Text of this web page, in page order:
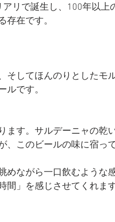
リで誕生し、100年以上
存在です。
そしてほんのりとしたモ
ルです。
ます。サルデーニャの乾
このビールの味に宿って
めながら一口飲むような
」を感じさせてくれます